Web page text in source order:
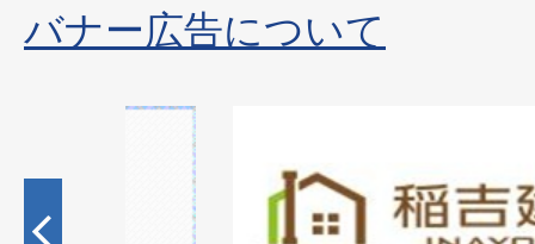
バナー広告について